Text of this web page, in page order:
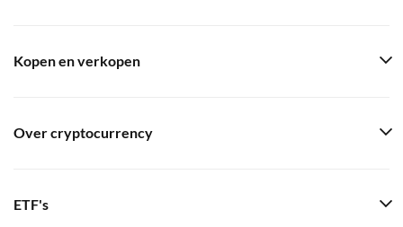
Kopen en verkopen
Over cryptocurrency
ETF's